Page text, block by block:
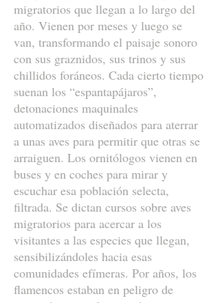
migratorios que llegan a lo largo del
año. Vienen por meses y luego se
van, transformando el paisaje sonoro
con sus graznidos, sus trinos y sus
chillidos foráneos. Cada cierto tiempo
suenan los “espantapájaros”,
detonaciones maquinales
automatizados diseñados para aterrar
a unas aves para permitir que otras se
arraiguen. Los ornitólogos vienen en
buses y en coches para mirar y
escuchar esa población selecta,
filtrada. Se dictan cursos sobre aves
migratorios para acercar a los
visitantes a las especies que llegan,
sensibilizándoles hacia esas
comunidades efímeras. Por años, los
flamencos estaban en peligro de